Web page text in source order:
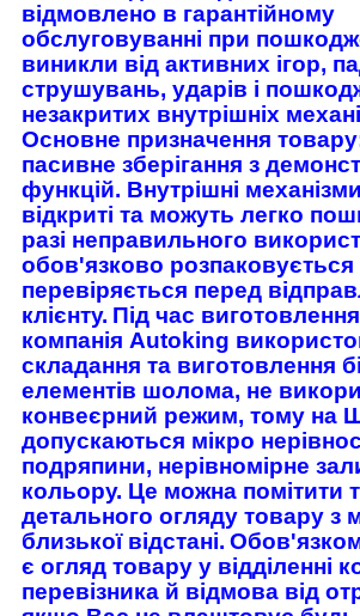
відмовлено в гарантійному
обслуговуванні при
виникли від активних ігор,
струшувань, ударів і
незакритих внутрішніх
Основне призначення
пасивне зберігання з
функцій. Внутрішні
відкриті та можуть легко
разі неправильного
обов'язково
перевіряється перед
клієнту. Під час
компанія Autoking
складання та виготовлення
елементів шолома, не
конвеєрний режим, тому на
допускаються мікро
подряпини, нерівномірне
кольору. Це можна помітити
детального огляду товару з
близької відстані.
є огляд товару у відділенні
перевізника й відмова від